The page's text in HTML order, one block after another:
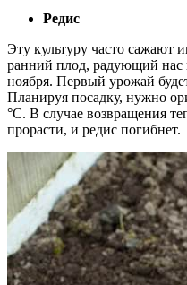
Редис
Эту культуру часто сажают
ранний плод, радующий нас
ноября. Первый урожай
Планируя посадку, нужно
°С. В случае возвращения
прорасти, и редис погибнет.